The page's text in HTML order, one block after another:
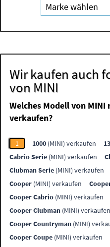
Wir kaufen auch
von MINI
Welches Modell von MINI
verkaufen?
1 1000 (MINI) verkaufen
Cabrio Serie (MINI) verkaufen
Clubman Serie (MINI) verkaufen
Cooper (MINI) verkaufen
Cooper Cabrio (MINI) verkaufen
Cooper Clubman (MINI) verkaufen
Cooper Countryman (MINI)
Cooper Coupe (MINI) verkaufen